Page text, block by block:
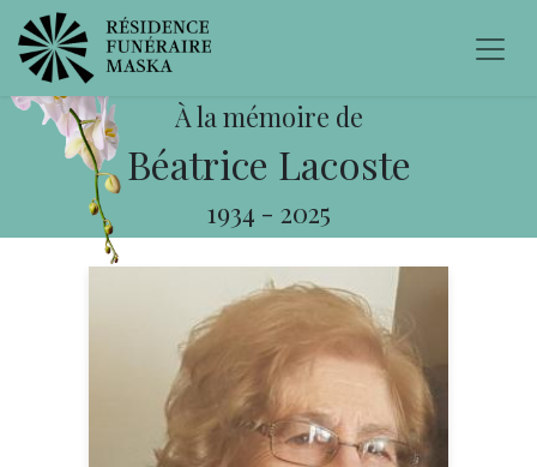
À la mémoire de
Béatrice Lacoste
1934 - 2025